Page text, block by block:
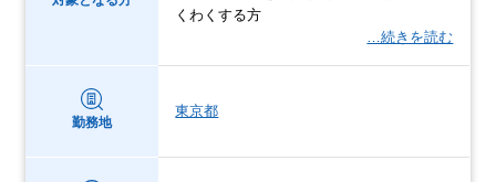
くわくする方
…続きを読む
勤務地
東京都